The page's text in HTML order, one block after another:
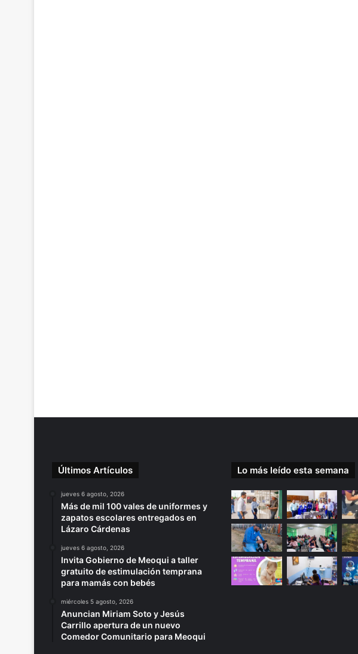
Últimos Artículos
jueves 6 agosto, 2026
Más de mil 100 vales de uniformes y
zapatos escolares entregados en
Lázaro Cárdenas
jueves 6 agosto, 2026
Invita Gobierno de Meoqui a taller
gratuito de estimulación temprana
para mamás con bebés
miércoles 5 agosto, 2026
Anuncian Miriam Soto y Jesús
Carrillo apertura de un nuevo
Comedor Comunitario para Meoqui
Lo más leído esta semana